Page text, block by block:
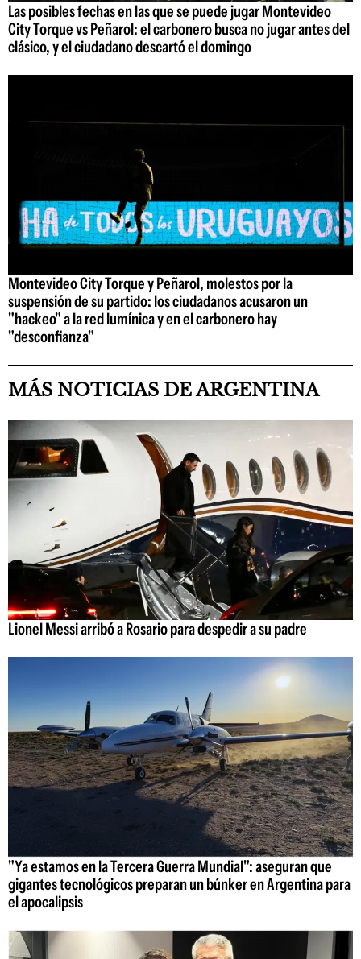
Las posibles fechas en las que se puede jugar Montevideo
City Torque vs Peñarol: el carbonero busca no jugar antes del
clásico, y el ciudadano descartó el domingo
Montevideo City Torque y Peñarol, molestos por la
suspensión de su partido: los ciudadanos acusaron un
"hackeo" a la red lumínica y en el carbonero hay
"desconfianza"
MÁS NOTICIAS DE ARGENTINA
Lionel Messi arribó a Rosario para despedir a su padre
"Ya estamos en la Tercera Guerra Mundial": aseguran que
gigantes tecnológicos preparan un búnker en Argentina para
el apocalipsis